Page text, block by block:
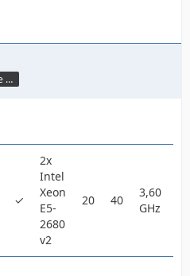
tauscht CMOS-Batterie per TeamViewer
✓
2x
Intel
Xeon
E5-
2680
v2
20 40
3,60
GHz